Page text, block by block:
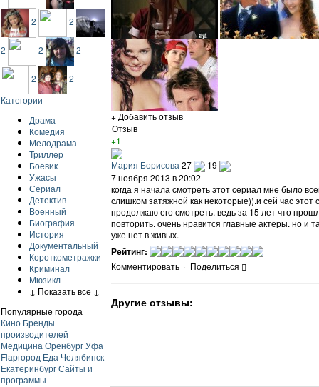
2 2
2 2 2
2
2
Категории
Драма
Комедия
Мелодрама
Триллер
Боевик
Ужасы
Сериал
Детектив
Военный
Биография
История
Документальный
Короткометражки
Криминал
Мюзикл
↓ Показать все ↓
Популярные города
Кино Бренды
производителей
Медицина ОренбургУфа
Flapгород Еда Челябинск
ЕкатеринбургСайты и
программы
+ Добавить отзыв
Отзыв
+1
Мария Борисова 27
19
7 ноября 2013 в 20:02
когда я начала смотреть этот сериал мне было
слишком затяжной как некоторые)).и сей час
продолжаю его смотреть. ведь за 15 лет что
повторить. очень нравится главные актеры. но и
уже нет в живых.
Рейтинг:
Комментировать · Поделиться
Другие отзывы: